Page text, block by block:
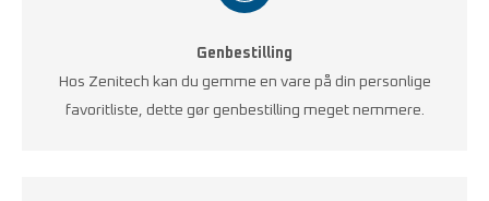
Genbestilling
Hos Zenitech kan du gemme en vare på din personlige
favoritliste, dette gør genbestilling meget nemmere.